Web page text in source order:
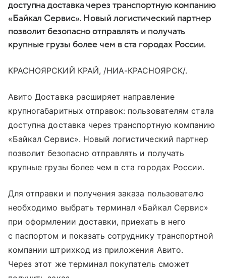
доступна доставка через транспортную компанию
«Байкал Сервис». Новый логистический партнер
позволит безопасно отправлять и получать
крупные грузы более чем в ста городах России.
КРАСНОЯРСКИЙ КРАЙ, /НИА-КРАСНОЯРСК/.
Авито Доставка расширяет направление
крупногабаритных отправок: пользователям стала
доступна доставка через транспортную компанию
«Байкал Сервис». Новый логистический партнер
позволит безопасно отправлять и получать
крупные грузы более чем в ста городах России.
Для отправки и получения заказа пользователю
необходимо выбрать терминал «Байкал Сервис»
при оформлении доставки, приехать в него
с паспортом и показать сотруднику транспортной
компании штрихкод из приложения Авито.
Через этот же терминал покупатель сможет